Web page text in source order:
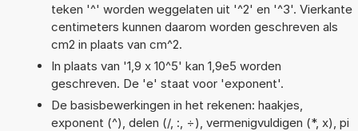
teken '^' worden weggelaten uit '^2' en '^3'. Vierkante
centimeters kunnen daarom worden geschreven als
cm2 in plaats van cm^2.
In plaats van '1,9 x 10^5' kan 1,9e5 worden
geschreven. De 'e' staat voor 'exponent'.
De basisbewerkingen in het rekenen: haakjes,
exponent (^), delen (/, :, ÷), vermenigvuldigen (*, x), pi